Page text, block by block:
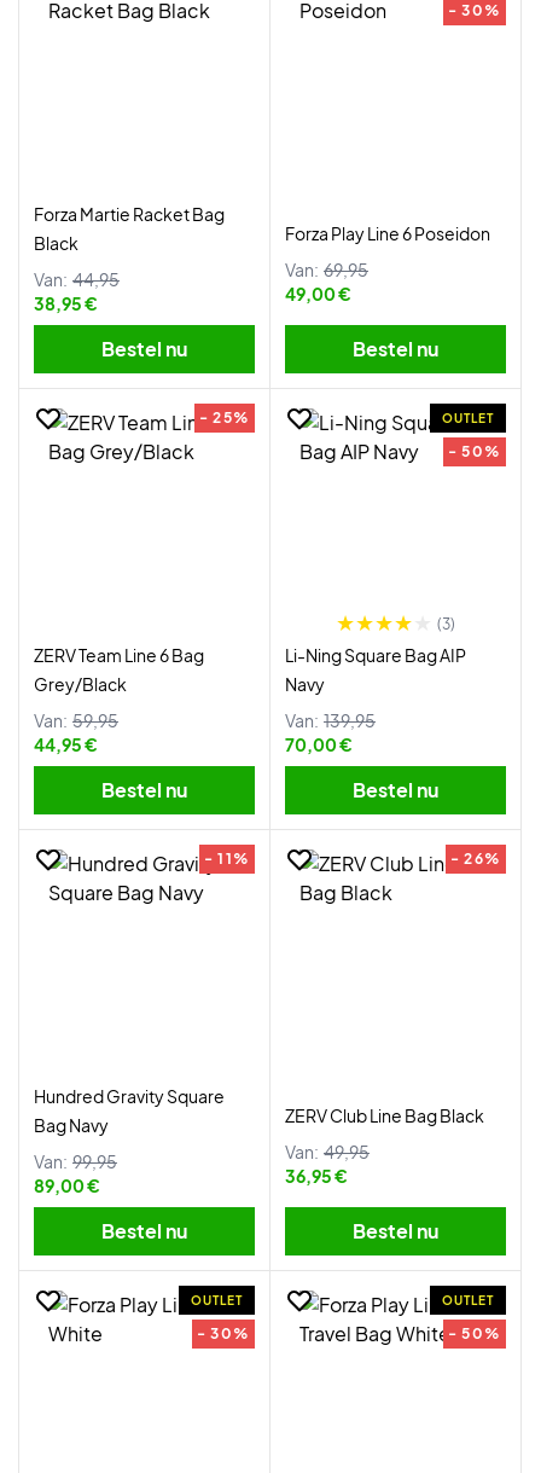
Forza Martie Racket Bag
Black
Van: 44,95
38,95 €
Bestel nu
- 30%
Forza Play Line 6 Poseidon
Van: 69,95
49,00 €
Bestel nu
- 25%
ZERV Team Line 6 Bag
Grey/Black
Van: 59,95
44,95 €
Bestel nu
OUTLET
- 50%
(3)
Li-Ning Square Bag AIP
Navy
Van: 139,95
70,00 €
Bestel nu
- 11%
Hundred Gravity Square
Bag Navy
Van: 99,95
89,00 €
Bestel nu
- 26%
ZERV Club Line Bag Black
Van: 49,95
36,95 €
Bestel nu
OUTLET
- 30%
OUTLET
- 50%